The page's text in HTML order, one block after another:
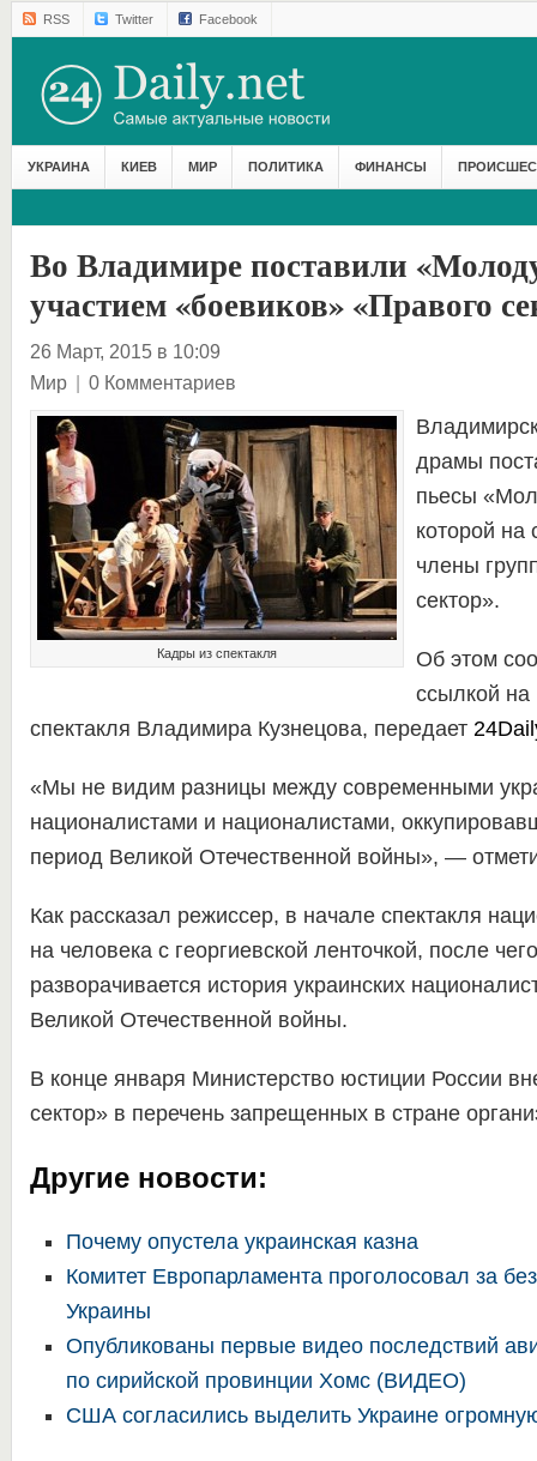
RSS Twitter Facebook
УКРАИНА КИЕВ МИР ПОЛИТИКА ФИНАНСЫ
Во Владимире поставили
участием «боевиков» «Правого
26 Март, 2015 в 10:09
Мир | 0 Комментариев
Кадры из спектакля
драмы
пьесы
которой на
члены
сектор».
Об этом
ссылкой на
спектакля Владимира Кузнецова, передает
«Мы не видим разницы между современными
националистами и националистами,
период Великой Отечественной войны», —
Как рассказал режиссер, в начале спектакля
на человека с георгиевской ленточкой, после
разворачивается история украинских
Великой Отечественной войны.
В конце января Министерство юстиции России
сектор» в перечень запрещенных в стране
Другие новости:
Почему опустела украинская казна
Комитет Европарламента проголосовал за
Украины
Опубликованы первые видео последствий
по сирийской провинции Хомс (ВИДЕО)
США согласились выделить Украине